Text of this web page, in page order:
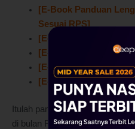
[E-Book Panduan
Sesuai RPS]
[E-Book Sukses
[E-Book Panduan
[E-Book Cara Praktis
[E-Book Etika
Itulah panduan lengkap
di bulan Ramadhan. Menulis